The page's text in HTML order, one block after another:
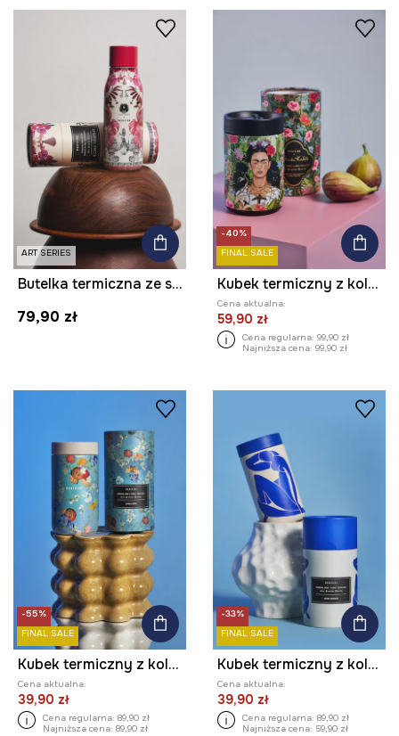
ART SERIES
Butelka termiczna ze stali nierdzewnej z kolekcji Ilona Tambor x Medicine
79,90 zł
-40%
FINAL SALE
Kubek termiczny z kolekcji Frida
Cena aktualna:
59,90 zł
Cena regularna: 99,90 zł
Najniższa cena: 99,90 zł
-55%
FINAL SALE
Kubek termiczny z kolekcji Eviva L'arte
Cena aktualna:
39,90 zł
Cena regularna: 89,90 zł
Najniższa cena: 89,90 zł
-33%
FINAL SALE
Kubek termiczny z kolekcji Eviva L'arte 480 ml
Cena aktualna:
39,90 zł
Cena regularna: 89,90 zł
Najniższa cena: 59,90 zł